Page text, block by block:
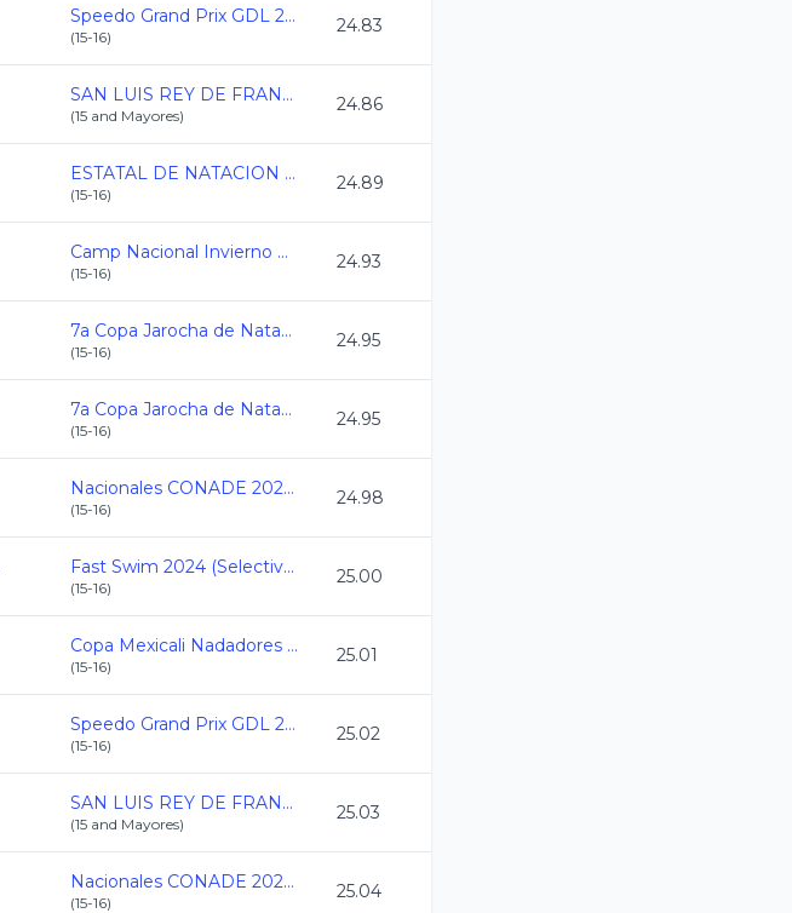
Speedo Grand Prix GDL 2024
(15-16)
24.83
SAN LUIS REY DE FRANCIA 2024
(15 and Mayores)
24.86
ESTATAL DE NATACION C.C. 2024 YUCATAN
(15-16)
24.89
Camp Nacional Invierno Morelia CC2024
(15-16)
24.93
7a Copa Jarocha de Natacion CC 2024
(15-16)
24.95
7a Copa Jarocha de Natacion CC 2024
(15-16)
24.95
Nacionales CONADE 2024 - Natacion
(15-16)
24.98
Fast Swim 2024 (Selectivo Municipal)
(15-16)
25.00
Copa Mexicali Nadadores CC 2024
(15-16)
25.01
Speedo Grand Prix GDL 2024
(15-16)
25.02
SAN LUIS REY DE FRANCIA 2024
(15 and Mayores)
25.03
Nacionales CONADE 2024 - Natacion
(15-16)
25.04